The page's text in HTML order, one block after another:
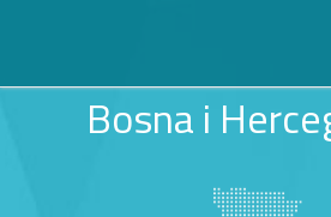
Bosna i